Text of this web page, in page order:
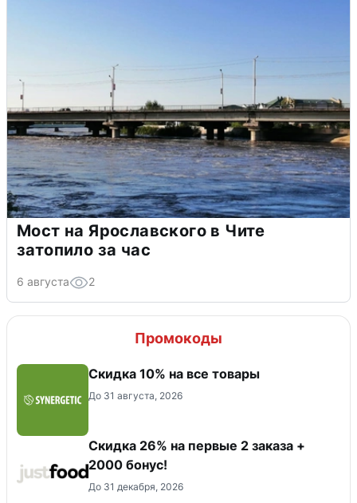
Мост на Ярославского в Чите
затопило за час
6 августа 2
Промокоды
Скидка 10% на все товары
До 31 августа, 2026
Скидка 26% на первые 2 заказа +
2000 бонус!
До 31 декабря, 2026